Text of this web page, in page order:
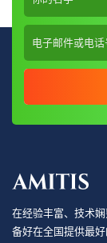
在经验丰富、技术
备好在全国提供最好